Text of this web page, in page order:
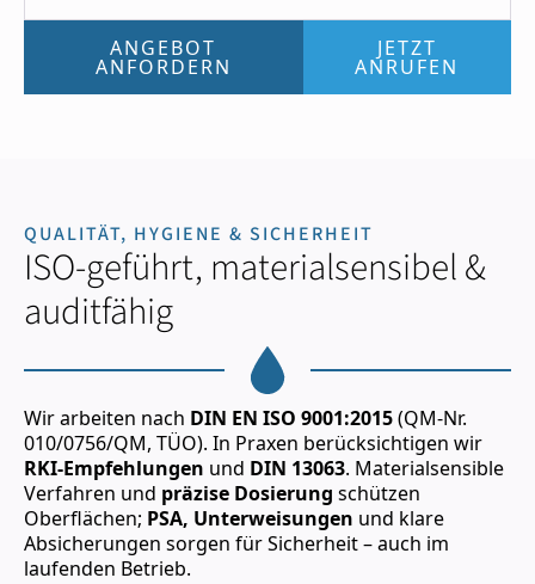
ANGEBOT
ANFORDERN
JETZT
ANRUFEN
QUALITÄT, HYGIENE & SICHERHEIT
ISO-geführt, materialsensibel &
auditfähig
Wir arbeiten nach DIN EN ISO 9001:2015(QM-Nr.
010/0756/QM, TÜO). In Praxen berücksichtigen wir
RKI-Empfehlungen und DIN 13063. Materialsensible
Verfahren und präzise Dosierung schützen
Oberflächen; PSA, Unterweisungen und klare
Absicherungen sorgen für Sicherheit – auch im
laufenden Betrieb.